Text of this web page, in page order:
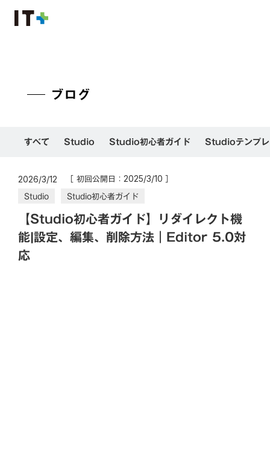
ブログ
すべて Studio Studio初心者ガイド Studioテンプ
2026/3/12 ［ 初回公開日： 2025/3/10 ］
Studio
Studio初心者ガイド
【Studio初心者ガイド】リダイレクト機
能|設定、編集、削除方法｜Editor 5.0対
応